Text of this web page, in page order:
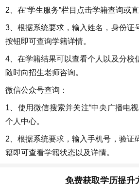
2、在“学生服务”栏目点击学籍查询或
3、根据系统要求，输入姓名，身份证
按钮即可查询学籍详情。
4、在学籍结果可以查看个人以及分校
随时向招生老师咨询。
微信公众号查询：
1、使用微信搜索并关注“中央广播电
个人中心。
2、根据系统要求，输入手机号，验证
籍即可查看学籍状态以及详情。
免费获取学历提升